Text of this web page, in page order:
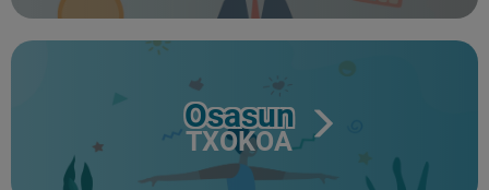
Osasun
TXOKOA